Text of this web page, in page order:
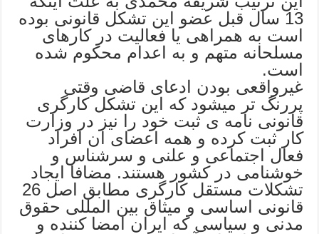
13 سال قبل عضو این تشکل قانونی بوده
است به همراهی یا فعالیت در کارهای
مسلحانه متهم و به اعدام محکوم شده
است.
غیرواقعی بودن ادعای قاضی وقتی
پررنگ تر میشود که این تشکل کارگری
قانونی نامه ی ثبت خود را نیز در وزارت
کار ثبت کرده و همه اعضای ان افراد
فعال اجتماعی و علنی و سرشناس و
خوشنامی در کشور هستند. مضافا ایجاد
تشکلات مستقل کارگری مطابق اصل 26
قانونی اساسی و میثاق بین المللی حقوق
مدنی و سیاسی که ایران امضا کننده و